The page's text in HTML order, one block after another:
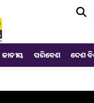
ଜାତୀୟ ପରିବେଶ ଦେଶ